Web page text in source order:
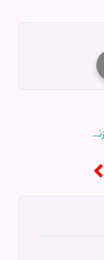
برگزاری «کارگاه مهندسی زندگی» مورخ ۱۴۰۳/۰۴/۱۴